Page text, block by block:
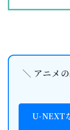
＼ アニメ
U-NEXT